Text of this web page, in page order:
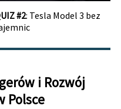
#2: Tesla Model 3 bez
i Rozwój
Polsce